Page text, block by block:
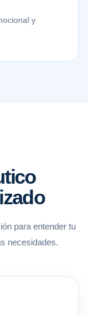
y
para entender tu
necesidades.